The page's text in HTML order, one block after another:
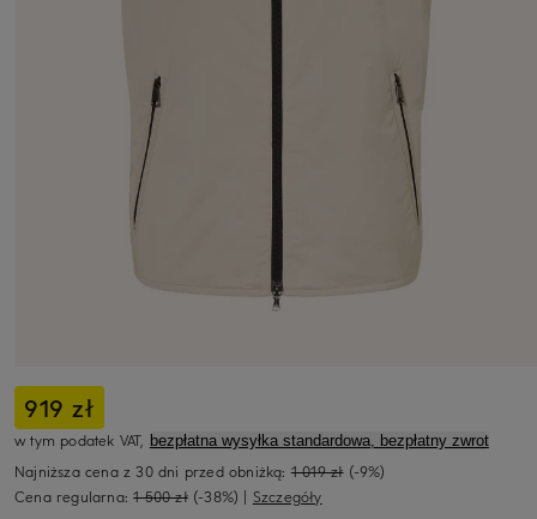
919 zł
w tym podatek VAT, bezpłatna wysyłka standardowa, bezpłatny zwrot
Najniższa cena z 30 dni przed obniżką: 1 019 zł (-9%)
Cena regularna:1 500 zł (-38%) | Szczegóły